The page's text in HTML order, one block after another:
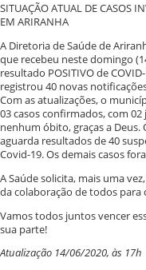
SITUAÇÃO ATUAL DE CASOS
EM ARIRANHA
A Diretoria de Saúde de
que recebeu neste domingo
resultado POSITIVO de
registrou 40 novas
Com as atualizações, o
03 casos confirmados, com 02
nenhum óbito, graças a Deus.
aguarda resultados de 40
Covid-19. Os demais casos
A Saúde solicita, mais uma
da colaboração de todos para
Vamos todos juntos vencer
sua parte!
Atualização 14/06/2020, às 17h